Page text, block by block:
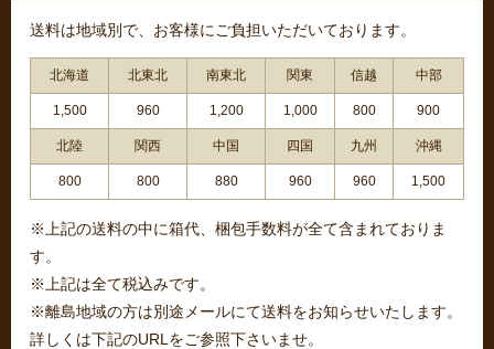
送料は地域別で、お客様にご負担いただいております。
北海道 北東北 南東北 関東 信越 中部
1,500 960 1,200 1,000 800 900
北陸 関西 中国 四国 九州 沖縄
800 800 880 960 960 1,500
※上記の送料の中に箱代、梱包手数料が全て含まれておりま
す。
※上記は全て税込みです。
※離島地域の方は別途メールにて送料をお知らせいたします。
詳しくは下記のURLをご参照下さいませ。